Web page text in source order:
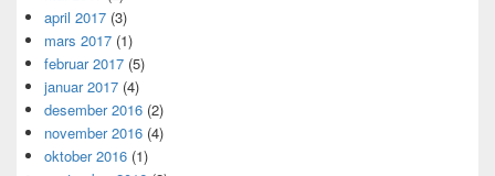
april 2017 (3)
mars 2017 (1)
februar 2017 (5)
januar 2017 (4)
desember 2016 (2)
november 2016 (4)
oktober 2016 (1)